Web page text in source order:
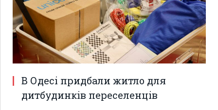
В Одесі придбали житло для
дитбудинків переселенців